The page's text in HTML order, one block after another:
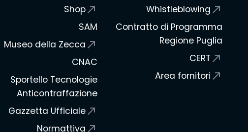
Shop
SAM
Museo della Zecca
CNAC
Sportello Tecnologie
Anticontraffazione
Gazzetta Ufficiale
Normattiva
Whistleblowing
Contratto di Programma
Regione Puglia
CERT
Area fornitori